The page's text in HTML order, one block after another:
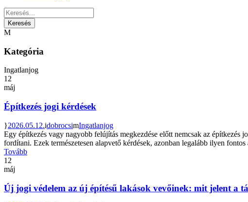
Kategória
Ingatlanjog
12
máj
Építkezés jogi kérdések
2026.05.12. dobrocsi
Ingatlanjog
Egy építkezés vagy nagyobb felújítás megkezdése előtt nemcsak az építkezés
fordítani. Ezek természetesen alapvető kérdések, azonban legalább ilyen
Tovább
12
máj
Új jogi védelem az új építésű lakások vevőinek: mit jelent a